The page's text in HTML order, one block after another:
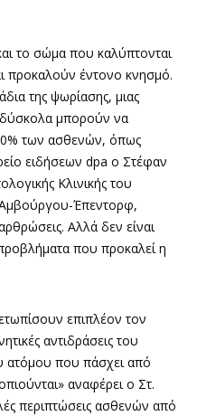
το σώμα που καλύπτονται
προκαλούν έντονο κνησμό.
της ψωρίασης, μιας
μπορούν να
των ασθενών, όπως
ειδήσεων dpa o Στέφαν
Κλινικής του
Έπεντορφ,
Αλλά δεν είναι
που προκαλεί η
επιπλέον τον
αντιδράσεις του
ατόμου που πάσχει από
αναφέρει ο Στ.
περιπτώσεις ασθενών από